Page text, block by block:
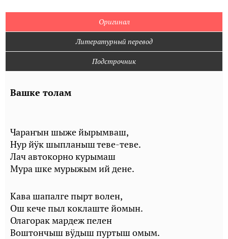
Оригинал
Литературный перевод
Подстрочник
Вашке толам
Чараҥын шыже йырымваш,
Нур йӱк шыпланыш теве-теве.
Лач автокорно курымаш
Мура шке мурыжым ий дене.
Кава шапалге пырт волен,
Ош кече пыл коклаште йомын.
Олагорак мардеж пелен
Воштончыш вӱдыш пуртыш омым.